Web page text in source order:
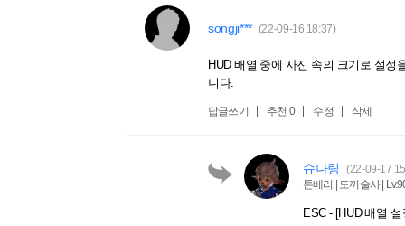
songji*** (22-09-16 18:37)
HUD 배열 중에 사진 속의 크기로 설
니다.
답글쓰기 추천 0 수정 삭제
슈나링
(22-09-17
톤베리 | 도끼술사 |
ESC - [HUD 배열